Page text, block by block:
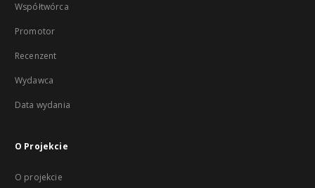
Współtwórca
Promotor
Recenzent
Wydawca
Data wydania
O Projekcie
O projekcie